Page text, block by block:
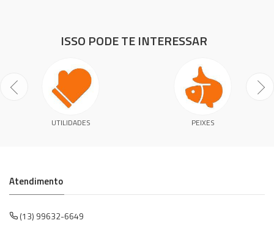
ISSO PODE TE INTERESSAR
UTILIDADES PEIXES
Atendimento
(13) 99632-6649